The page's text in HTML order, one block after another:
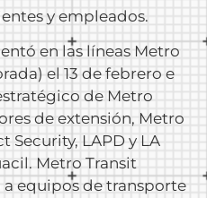
y empleados.
en las líneas Metro
el 13 de febrero e
de Metro
de extensión, Metro
Security, LAPD y LA
Metro Transit
equipos de transporte